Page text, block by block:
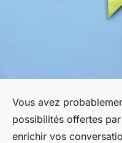
Vous avez
possibilités offertes
enrichir vos